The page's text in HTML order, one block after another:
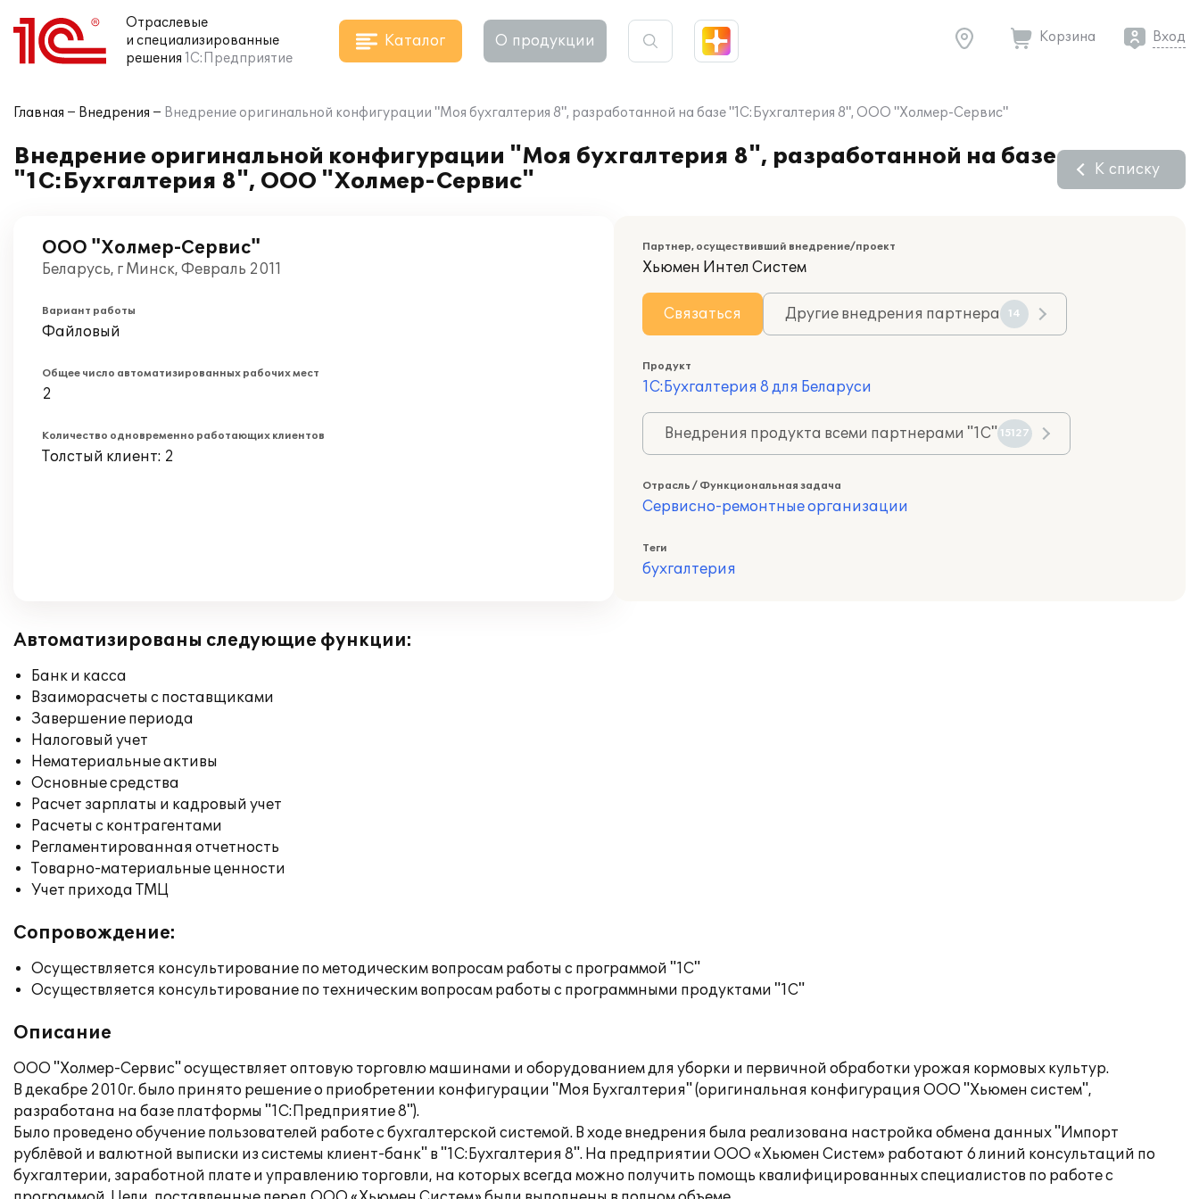
Отраслевые
и специализированные
решения 1С:Предприятие
Каталог О продукции Корзина Вход
Главная Внедрения Внедрение оригинальной конфигурации "Моя бухгалтерия 8", разработанной на базе "1С:Бухгалтерия 8", ООО "Холмер-Сервис"
Внедрение оригинальной конфигурации "Моя бухгалтерия 8", разработанной на базе
"1С:Бухгалтерия 8", ООО "Холмер-Сервис"
К списку
ООО "Холмер-Сервис"
Беларусь, г Минск, Февраль 2011
Вариант работы
Файловый
Общее число автоматизированных рабочих мест
2
Количество одновременно работающих клиентов
Толстый клиент: 2
Партнер, осуществивший внедрение/проект
Хьюмен Интел Систем
Связаться Другие внедрения партнера 14
Продукт
1С:Бухгалтерия 8 для Беларуси
Внедрения продукта всеми партнерами "1С" 15127
Отрасль / Функциональная задача
Сервисно-ремонтные организации
Теги
бухгалтерия
Автоматизированы следующие функции:
Банк и касса
Взаиморасчеты с поставщиками
Завершение периода
Налоговый учет
Нематериальные активы
Основные средства
Расчет зарплаты и кадровый учет
Расчеты с контрагентами
Регламентированная отчетность
Товарно-материальные ценности
Учет прихода ТМЦ
Сопровождение:
Осуществляется консультирование по методическим вопросам работы с программой "1С"
Осуществляется консультирование по техническим вопросам работы с программными продуктами "1С"
Описание
ООО "Холмер-Сервис" осуществляет оптовую торговлю машинами и оборудованием для уборки и первичной обработки урожая кормовых культур.
В декабре 2010г. было принято решение о приобретении конфигурации "Моя Бухгалтерия" (оригинальная конфигурация ООО "Хьюмен систем",
разработана на базе платформы "1С:Предприятие 8").
Было проведено обучение пользователей работе с бухгалтерской системой. В ходе внедрения была реализована настройка обмена данных "Импорт
рублёвой и валютной выписки из системы клиент-банк" в "1С:Бухгалтерия 8". На предприятии ООО «Хьюмен Систем» работают 6 линий консультаций по
бухгалтерии, заработной плате и управлению торговли, на которых всегда можно получить помощь квалифицированных специалистов по работе с